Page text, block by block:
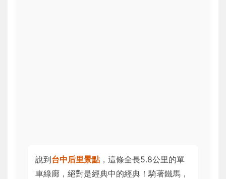
說到台中后里景點，這條全長5.8公里的單
車綠廊，絕對是經典中的經典！騎著鐵馬，